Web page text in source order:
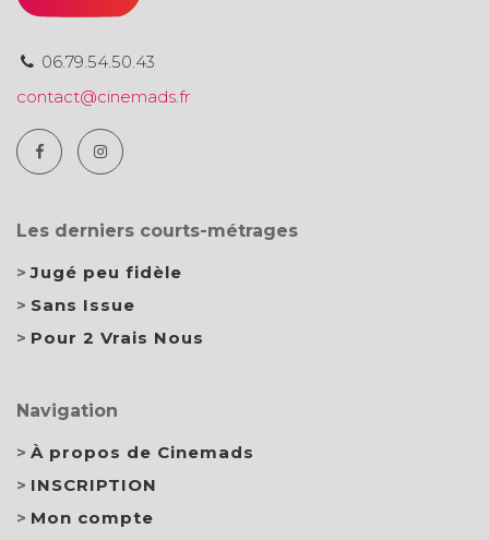
06.79.54.50.43
contact@cinemads.fr
Les derniers courts-métrages
Jugé peu fidèle
Sans Issue
Pour 2 Vrais Nous
Navigation
À propos de Cinemads
INSCRIPTION
Mon compte